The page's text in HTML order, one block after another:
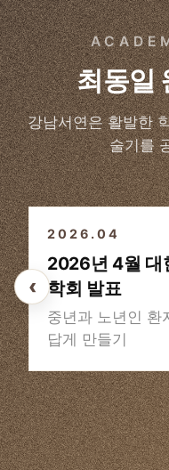
최동일
강남서연은 활발한
술기를
‹
2026.04
2026년 4월 대
학회 발표
중년과 노년인 환
답게 만들기